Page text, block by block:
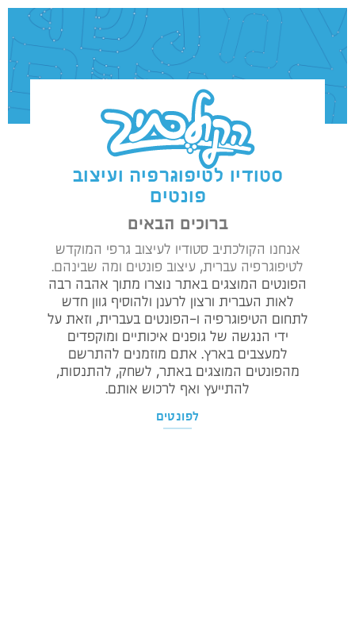
Skip
to
content
סטודיו לטיפוגרפיה ועיצוב
פונטים
ברוכים הבאים
אנחנו הקולכתיב סטודיו לעיצוב גרפי המוקדש
לטיפוגרפיה עברית, עיצוב פונטים ומה שבינהם.
הפונטים המוצגים באתר נוצרו מתוך אהבה רבה
לאות העברית ורצון לרענן ולהוסיף גוון חדש
לתחום הטיפוגרפיה ו-הפונטים בעברית, וזאת על
ידי הנגשה של גופנים איכותיים ומוקפדים
למעצבים בארץ. אתם מוזמנים להתרשם
מהפונטים המוצגים באתר, לשחק, להתנסות,
להתייעץ ואף לרכוש אותם.
לפונטים